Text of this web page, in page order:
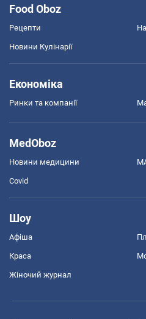
Food Oboz
Рецепти
Новини Кулінарії
Економіка
Ринки та компанії
MedOboz
Новини медицини
Covid
Шоу
Афіша
Краса
Жіночий журнал